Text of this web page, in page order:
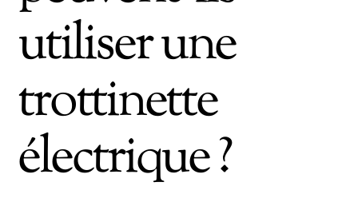
utiliser une
trottinette
électrique ?